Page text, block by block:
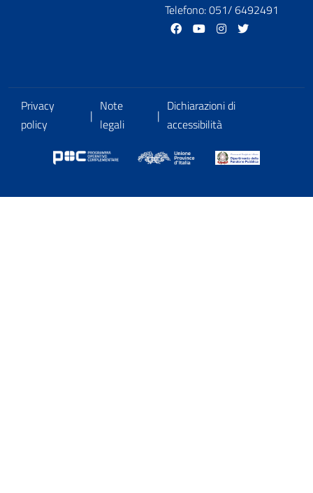
Telefono: 051/ 6492491
facebookYoutubeInstagram
Privacy
policy
|
Note
legali
|
Dichiarazioni di
accessibilità